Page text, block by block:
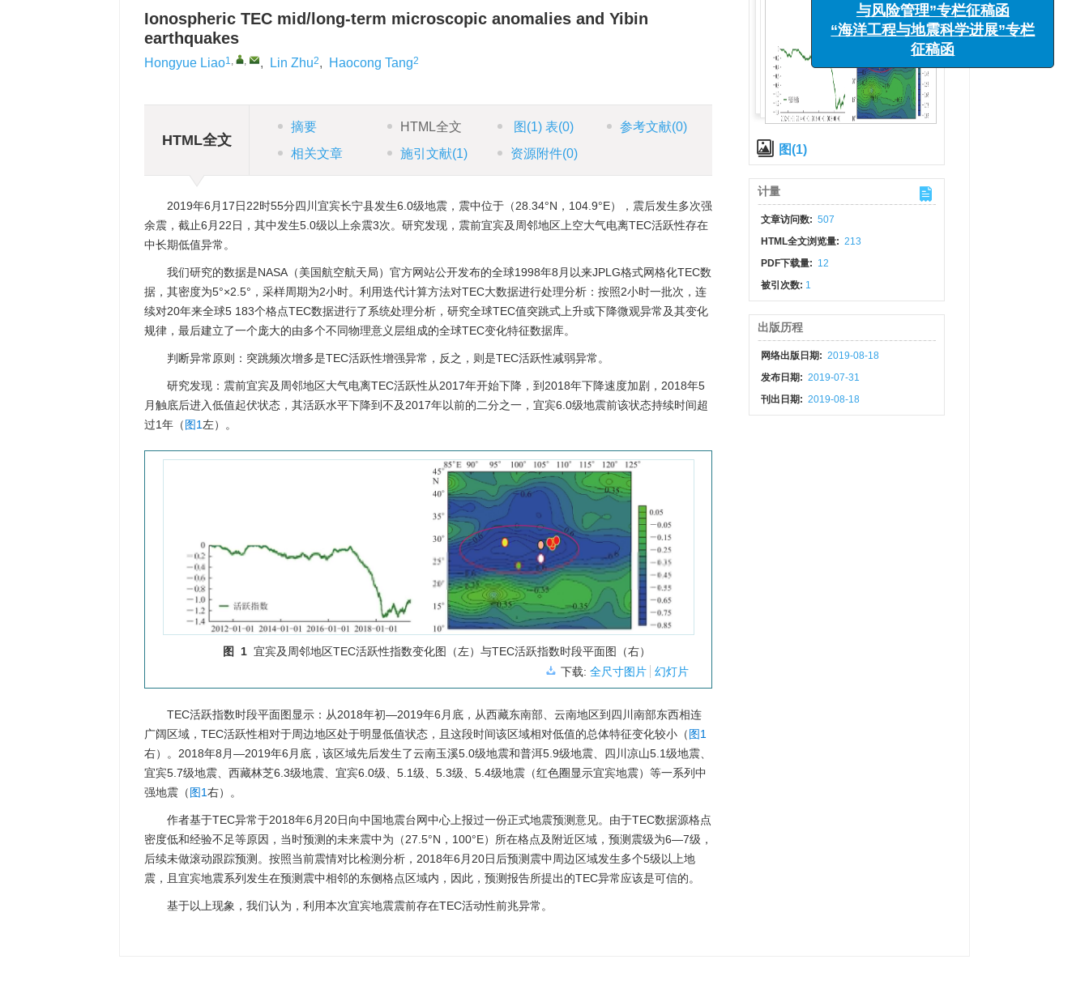
Ionospheric TEC mid/long-term microscopic anomalies and Yibin
earthquakes
Hongyue Liao1, , , Lin Zhu2, Haocong Tang2
HTML全文
摘要 HTML全文 图 (1)表(0) 参考文献(0)
相关文章
施引文献(1) 资源附件(0)
2019年6月17日22时55分四川宜宾长宁县发生6.0级地震，震中位于（28.34°N，104.9°E），震后发生多次强
余震，截止6月22日，其中发生5.0级以上余震3次。研究发现，震前宜宾及周邻地区上空大气电离TEC活跃性存在
中长期低值异常。
我们研究的数据是NASA（美国航空航天局）官方网站公开发布的全球1998年8月以来JPLG格式网格化TEC数
据，其密度为5°×2.5°，采样周期为2小时。利用迭代计算方法对TEC大数据进行处理分析：按照2小时一批次，连
续对20年来全球5 183个格点TEC数据进行了系统处理分析，研究全球TEC值突跳式上升或下降微观异常及其变化
规律，最后建立了一个庞大的由多个不同物理意义层组成的全球TEC变化特征数据库。
判断异常原则：突跳频次增多是TEC活跃性增强异常，反之，则是TEC活跃性减弱异常。
研究发现：震前宜宾及周邻地区大气电离TEC活跃性从2017年开始下降，到2018年下降速度加剧，2018年5
月触底后进入低值起伏状态，其活跃水平下降到不及2017年以前的二分之一，宜宾6.0级地震前该状态持续时间超
过1年（图1 左）。
图 1 宜宾及周邻地区TEC活跃性指数变化图（左）与TEC活跃指数时段平面图（右）
下载:全尺寸图片 幻灯片
TEC活跃指数时段平面图显示：从2018年初—2019年6月底，从西藏东南部、云南地区到四川南部东西相连
广阔区域，TEC活跃性相对于周边地区处于明显低值状态，且这段时间该区域相对低值的总体特征变化较小（图1
右）。2018年8月—2019年6月底，该区域先后发生了云南玉溪5.0级地震和普洱5.9级地震、四川凉山5.1级地震、
宜宾5.7级地震、西藏林芝6.3级地震、宜宾6.0级、5.1级、5.3级、5.4级地震（红色圈显示宜宾地震）等一系列中
强地震（图1右）。
作者基于TEC异常于2018年6月20日向中国地震台网中心上报过一份正式地震预测意见。由于TEC数据源格点
密度低和经验不足等原因，当时预测的未来震中为（27.5°N，100°E）所在格点及附近区域，预测震级为6—7级，
后续未做滚动跟踪预测。按照当前震情对比检测分析，2018年6月20日后预测震中周边区域发生多个5级以上地
震，且宜宾地震系列发生在预测震中相邻的东侧格点区域内，因此，预测报告所提出的TEC异常应该是可信的。
基于以上现象，我们认为，利用本次宜宾地震震前存在TEC活动性前兆异常。
图(1)
计量
文章访问数: 507
HTML全文浏览量: 213
PDF下载量: 12
被引次数: 1
出版历程
网络出版日期: 2019-08-18
发布日期: 2019-07-31
刊出日期: 2019-08-18
“海洋工程与地震科学进展”专栏
征稿函